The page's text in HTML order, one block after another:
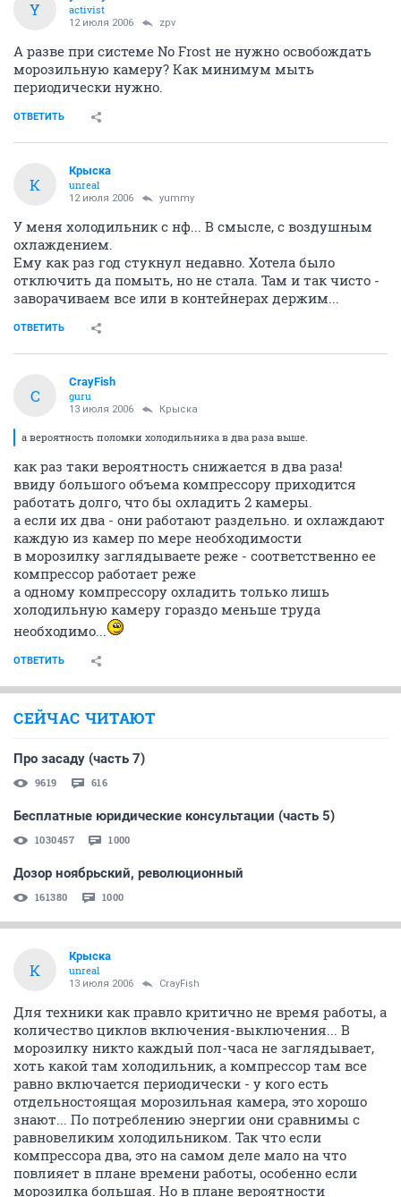
Y
activist
12 июля 2006 zpv
А разве при системе No Frost не нужно освобождать
морозильную камеру? Как минимум мыть
периодически нужно.
ОТВЕТИТЬ
К
Крыска
unreal
12 июля 2006 yummy
У меня холодильник с нф... В смысле, с воздушным
охлаждением.
Ему как раз год стукнул недавно. Хотела было
отключить да помыть, но не стала. Там и так чисто -
заворачиваем все или в контейнерах держим...
ОТВЕТИТЬ
C
CrayFish
guru
13 июля 2006 Крыска
а вероятность поломки холодильника в два раза выше.
как раз таки вероятность снижается в два раза!
ввиду большого объема компрессору приходится
работать долго, что бы охладить 2 камеры.
а если их два - они работают раздельно. и охлаждают
каждую из камер по мере необходимости
в морозилку заглядываете реже - соответственно ее
компрессор работает реже
а одному компрессору охладить только лишь
холодильную камеру гораздо меньше труда
необходимо...
ОТВЕТИТЬ
СЕЙЧАС ЧИТАЮТ
Про засаду (часть 7)
9619 616
Бесплатные юридические консультации (часть 5)
1030457 1000
Дозор ноябрьский, революционный
161380 1000
К
Крыска
unreal
13 июля 2006 CrayFish
Для техники как правло критично не время работы, а
количество циклов включения-выключения... В
морозилку никто каждый пол-часа не заглядывает,
хоть какой там холодильник, а компрессор там все
равно включается периодически - у кого есть
отдельностоящая морозильная камера, это хорошо
знают... По потреблению энергии они сравнимы с
равновеликим холодильником. Так что если
компрессора два, это на самом деле мало на что
повлияет в плане времени работы, особенно если
морозилка большая. Но в плане вероятности